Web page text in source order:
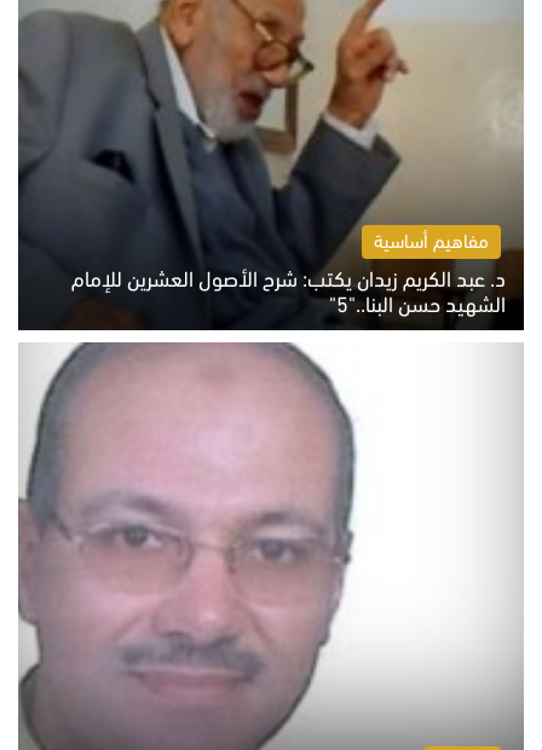
مفاهيم أساسية
د. عبد الكريم زيدان يكتب: شرح الأصول العشرين للإمام
الشهيد حسن البنا.."5"
السبت 8 أغسطس 2026 10:46 ص